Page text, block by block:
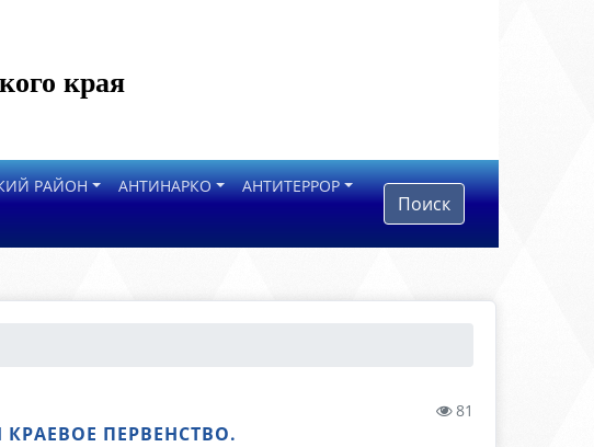
края
РАЙОН АНТИНАРКО
АНТИТЕРРОР
Поиск
81
ПЕРВЕНСТВО.